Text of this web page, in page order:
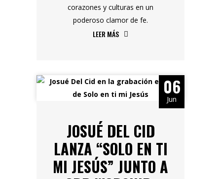
corazones y culturas en un
poderoso clamor de fe.
LEER MÁS
06
Jun
JOSUÉ DEL CID
LANZA “SOLO EN TI
MI JESÚS” JUNTO A